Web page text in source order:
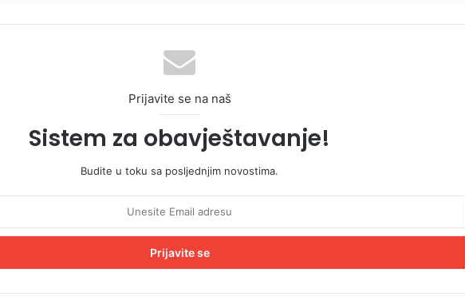
Prijavite se na naš
Sistem za obavještavanje!
Budite u toku sa posljednjim novostima.